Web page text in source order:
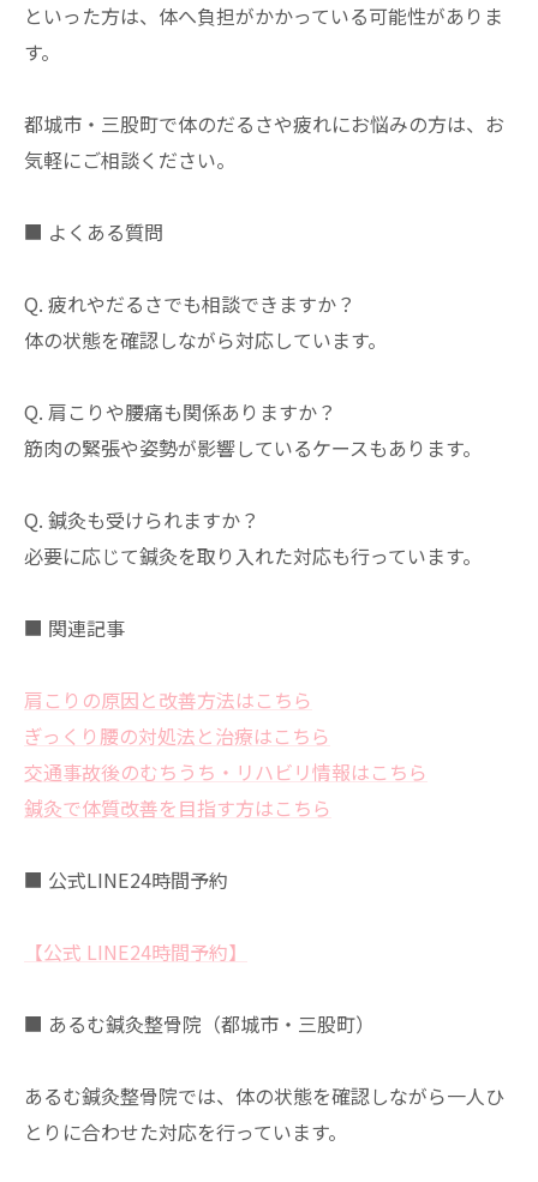
といった方は、体へ負担がかかっている可能性がありま
す。
都城市・三股町で体のだるさや疲れにお悩みの方は、お
気軽にご相談ください。
■ よくある質問
Q. 疲れやだるさでも相談できますか？
体の状態を確認しながら対応しています。
Q. 肩こりや腰痛も関係ありますか？
筋肉の緊張や姿勢が影響しているケースもあります。
Q. 鍼灸も受けられますか？
必要に応じて鍼灸を取り入れた対応も行っています。
■ 関連記事
肩こりの原因と改善方法はこちら
ぎっくり腰の対処法と治療はこちら
交通事故後のむちうち・リハビリ情報はこちら
鍼灸で体質改善を目指す方はこちら
■ 公式LINE24時間予約
【公式 LINE24時間予約】
■ あるむ鍼灸整骨院（都城市・三股町）
あるむ鍼灸整骨院では、体の状態を確認しながら一人ひ
とりに合わせた対応を行っています。